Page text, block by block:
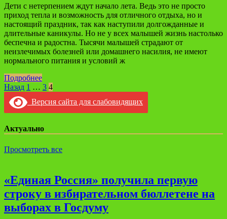
Дети с нетерпением ждут начало лета. Ведь это не просто
приход тепла и возможность для отличного отдыха, но и
настоящий праздник, так как наступили долгожданные и
длительные каникулы. Но не у всех малышей жизнь настолько
беспечна и радостна. Тысячи малышей страдают от
неизлечимых болезней или домашнего насилия, не имеют
нормального питания и условий ж
Подробнее
Навигация
по
записям
Назад 1 … 3 4
Версия сайта для слабовидящих
Актуально
Просмотреть все
«Единая Россия» получила первую
строку в избирательном бюллетене на
выборах в Госдуму